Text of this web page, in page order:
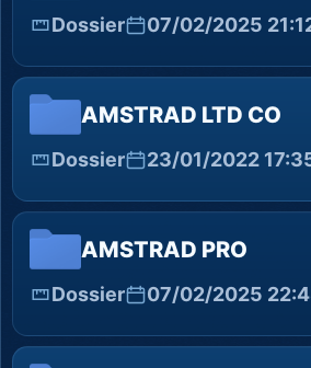
Dossier 07/02/2025
AMSTRAD LTD CO
Dossier 23/01/2022
AMSTRAD PRO
Dossier 07/02/2025